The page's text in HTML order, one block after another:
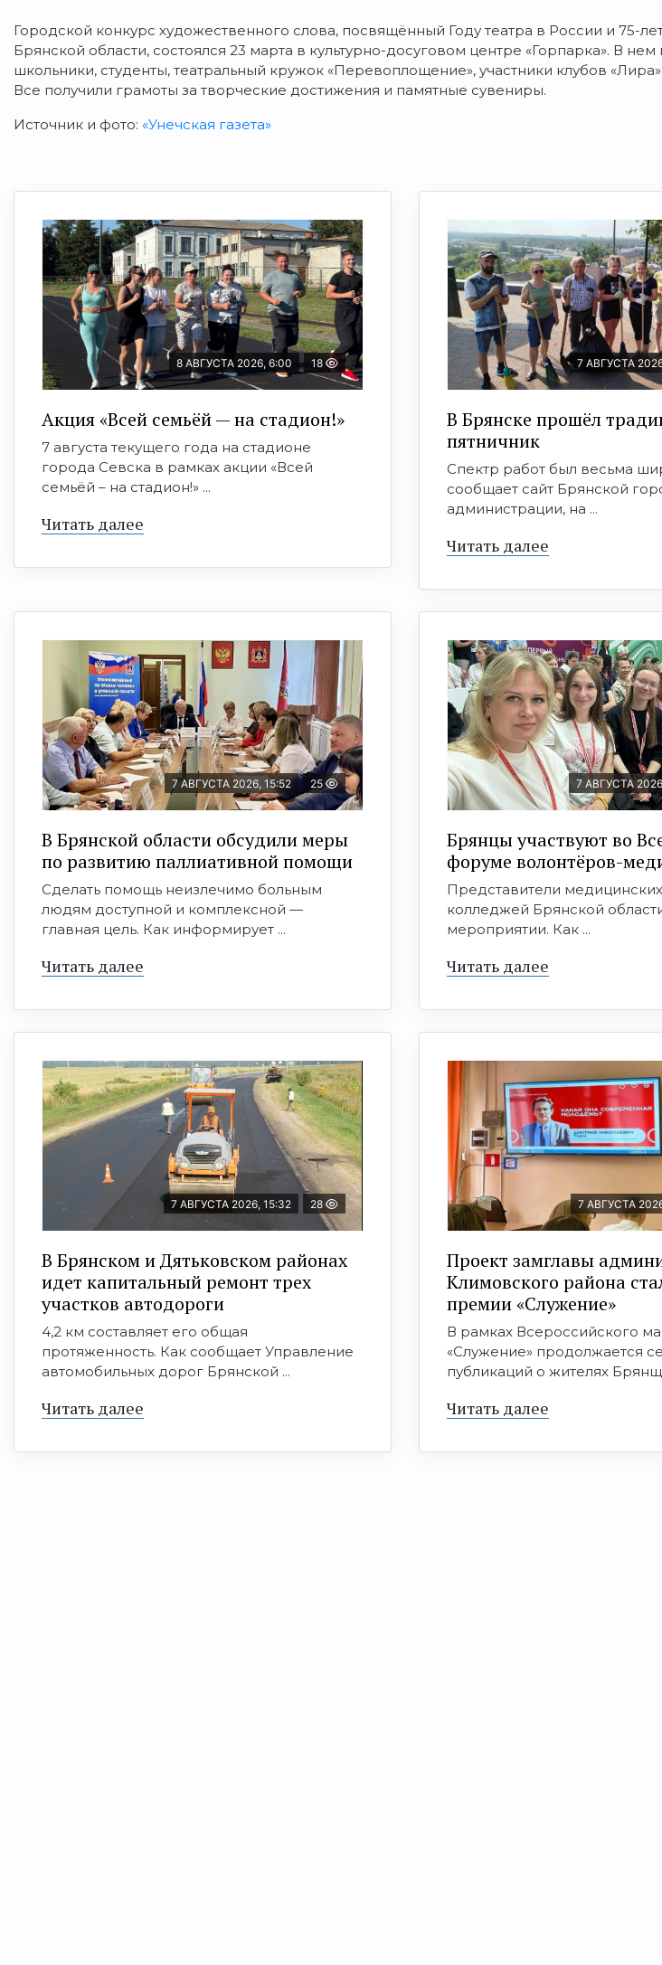
Городской конкурс художественного слова, посвящённый Году театра в России и 75-
Брянской области, состоялся 23 марта в культурно-досуговом центре «Горпарка». В нем
школьники, студенты, театральный кружок «Перевоплощение», участники клубов
Все получили грамоты за творческие достижения и памятные сувениры.
Источник и фото: «Унечская газета»
8 АВГУСТА 2026, 6:00 18
Акция «Всей семьёй — на стадион!»
7 августа текущего года на стадионе
города Севска в рамках акции «Всей
семьёй – на стадион!» ...
Читать далее
7 АВГУСТА
В Брянске прошёл
пятничник
Спектр работ был весьма
сообщает сайт Брянской
администрации, на ...
Читать далее
7 АВГУСТА 2026, 15:52 25
В Брянской области обсудили меры
по развитию паллиативной помощи
Сделать помощь неизлечимо больным
людям доступной и комплексной —
главная цель. Как информирует ...
Читать далее
7 АВГУСТА
Брянцы участвуют во
форуме волонтёров-
Представители
колледжей Брянской
мероприятии. Как ...
Читать далее
7 АВГУСТА 2026, 15:32 28
В Брянском и Дятьковском районах
идет капитальный ремонт трех
участков автодороги
4,2 км составляет его общая
протяженность. Как сообщает Управление
автомобильных дорог Брянской ...
Читать далее
7 АВГУСТА
Проект замглавы
Климовского района
премии «Служение»
В рамках Всероссийского
«Служение» продолжается
публикаций о жителях
Читать далее